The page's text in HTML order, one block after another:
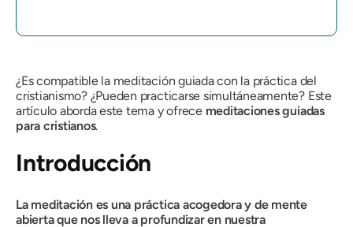
¿Es compatible la meditación guiada con la práctica del
cristianismo? ¿Pueden practicarse simultáneamente? Este
artículo aborda este tema y ofrece meditaciones guiadas
para cristianos.
Introducción
La meditación es una práctica acogedora y de mente
abierta que nos lleva a profundizar en nuestra